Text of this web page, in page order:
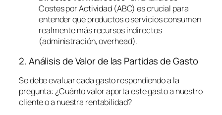
Costes por Actividad (ABC) es crucial para
entender qué productos o servicios consumen
realmente más recursos indirectos
(administración,overhead).
2. Análisis de Valor de las Partidas de Gasto
Se debe evaluar cada gasto respondiendo a la
pregunta: ¿Cuánto valor aporta este gasto a nuestro
cliente o a nuestra rentabilidad?